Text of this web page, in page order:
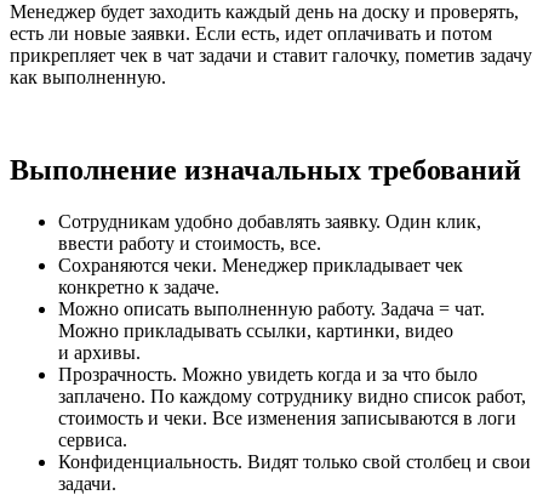
Менеджер будет заходить каждый день на доску и проверять,
есть ли новые заявки. Если есть, идет оплачивать и потом
прикрепляет чек в чат задачи и ставит галочку, пометив задачу
как выполненную.
Выполнение изначальных требований
Сотрудникам удобно добавлять заявку. Один клик,
ввести работу и стоимость, все.
Сохраняются чеки. Менеджер прикладывает чек
конкретно к задаче.
Можно описать выполненную работу. Задача = чат.
Можно прикладывать ссылки, картинки, видео
и архивы.
Прозрачность. Можно увидеть когда и за что было
заплачено. По каждому сотруднику видно список работ,
стоимость и чеки. Все изменения записываются в логи
сервиса.
Конфиденциальность. Видят только свой столбец и свои
задачи.